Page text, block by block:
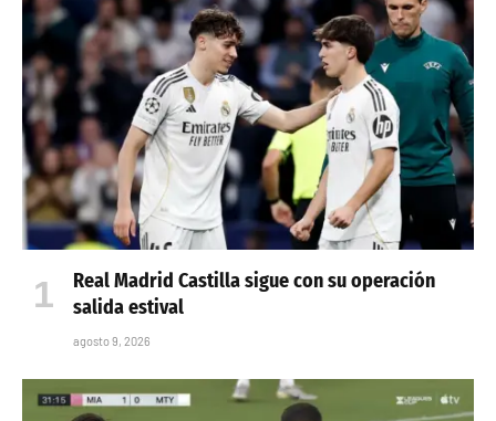
Real Madrid Castilla sigue con su operación
salida estival
agosto 9, 2026